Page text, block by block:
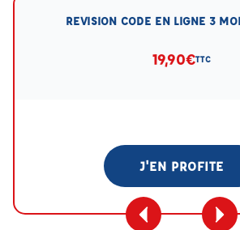
REVISION CODE EN LIGNE 3
19,90€TTC
J'EN PROFITE